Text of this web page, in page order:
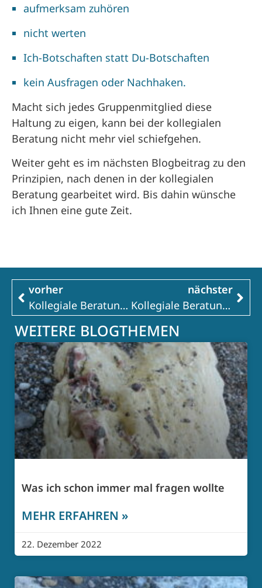
aufmerksam zuhören
nicht werten
Ich-Botschaften statt Du-Botschaften
kein Ausfragen oder Nachhaken.
Macht sich jedes Gruppenmitglied diese
Haltung zu eigen, kann bei der kollegialen
Beratung nicht mehr viel schiefgehen.
Weiter geht es im nächsten Blogbeitrag zu den
Prinzipien, nach denen in der kollegialen
Beratung gearbeitet wird. Bis dahin wünsche
ich Ihnen eine gute Zeit.
vorher
Kollegiale Beratung – eine gute Ergänzung zur Supervision 1/7
nächster
Kollegiale Beratung – eine gute Ergänzung zur Supervision 3/7
WEITERE BLOGTHEMEN
Was ich schon immer mal fragen wollte
MEHR ERFAHREN »
22. Dezember 2022